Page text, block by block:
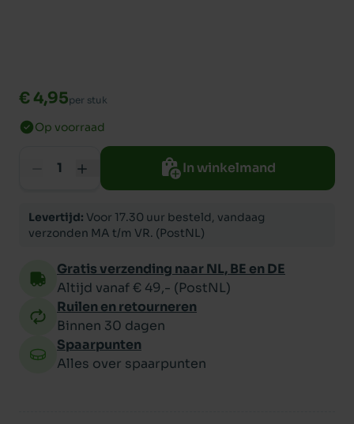
€ 4,95per stuk
Op voorraad
In winkelmand
Levertijd: Voor 17.30 uur besteld, vandaag
verzonden MA t/m VR. (PostNL)
Gratis verzending naar NL, BE en DE
Altijd vanaf € 49,- (PostNL)
Ruilen en retourneren
Binnen 30 dagen
Spaarpunten
Alles over spaarpunten